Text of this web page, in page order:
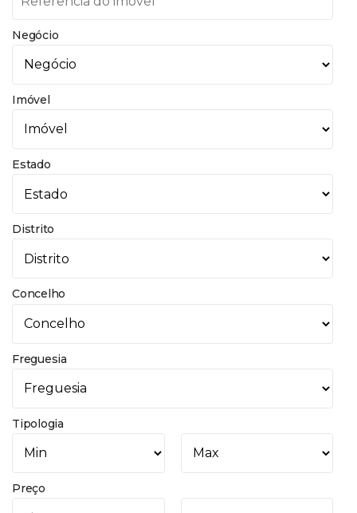
Negócio
Imóvel
Estado
Distrito
Concelho
Freguesia
Tipologia
Preço